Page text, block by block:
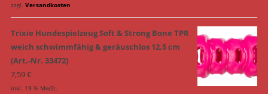
zzgl. Versandkosten
Trixie Hundespielzeug Soft & Strong Bone TPR
weich schwimmfähig & geräuschlos 12,5 cm
(Art.-Nr. 33472)
7,59€
inkl. 19 % MwSt.